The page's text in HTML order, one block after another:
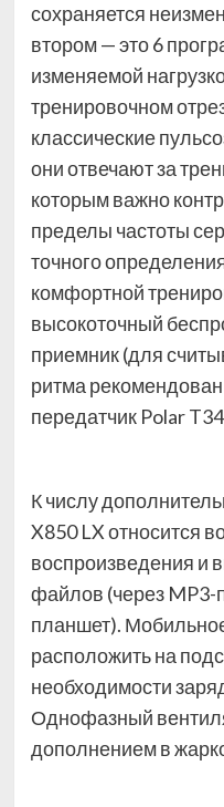
сохраняется
втором — это 6
изменяемой
тренировочном
классические
они отвечают за
которым важно
пределы частоты
точного
комфортной
высокоточный
приемник (для
ритма
передатчик Polar
К числу
X850 LX относится
воспроизведения и
файлов (через
планшет).
расположить на
необходимости
Однофазный
дополнением в